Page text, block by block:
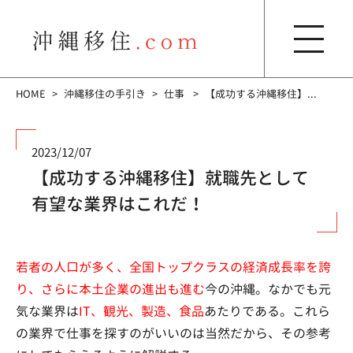
HOME 沖縄移住の手引き 仕事 【成功する沖縄移住】...
2023/12/07
【成功する沖縄移住】就職先として
有望な業界はこれだ！
若者の人口が多く、全国トップクラスの経済成長率を誇
り、さらに本土企業の進出も進む今の沖縄。なかでも元
気な業界はIT、観光、製造、食品あたりである。これら
の業界で仕事を探すのがいいのは当然だから、その参考